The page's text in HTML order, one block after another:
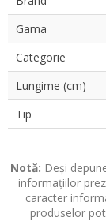
Gama
Categorie
Lungime (cm)
Tip
Notă: Deși
informațiilor
caracter
produselor